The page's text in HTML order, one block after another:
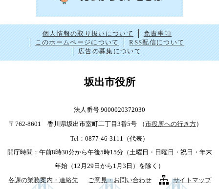
個人情報の取り扱いについて
免責事項
このホームページについて
RSS配信について
広告の募集について
坂出市役所
法人番号 9000020372030
〒762-8601 香川県坂出市室町二丁目3番5号
（市役所への行き方）
Tel：0877-46-3111（代表）
開庁時間：午前8時30分から午後5時15分（土曜日・日曜日・祝日・年末
年始（12月29日から1月3日）を除く）
各課の業務案内・連絡先
ご意見・お問い合わせ サイトマップ